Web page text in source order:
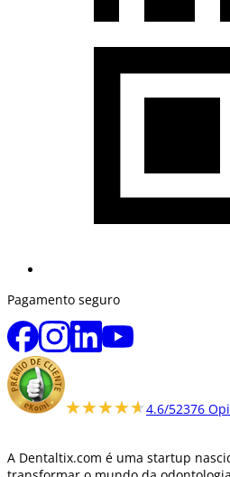
Pagamento seguro
★★★★★
★★★★★4.6/52376
A Dentaltix.com é uma startup